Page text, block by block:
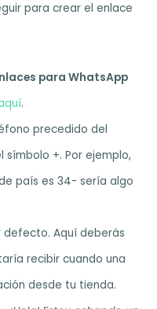
para crear el enlace
para WhatsApp
.
precedido del
símbolo +. Por ejemplo,
país es 34- sería algo
defecto. Aquí deberás
recibir cuando una
desde tu tienda.